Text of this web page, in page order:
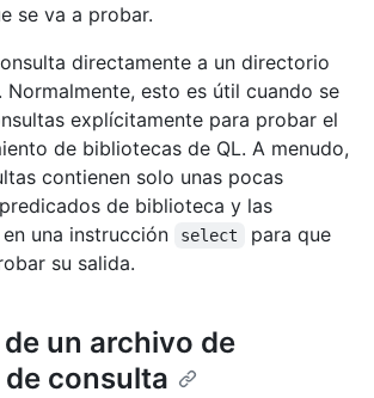
se va a probar.
directamente a un directorio
Normalmente, esto es útil cuando se
explícitamente para probar el
de bibliotecas de QL. A menudo,
contienen solo unas pocas
de biblioteca y las
una instrucción
select
para que
su salida.
un archivo de
consulta